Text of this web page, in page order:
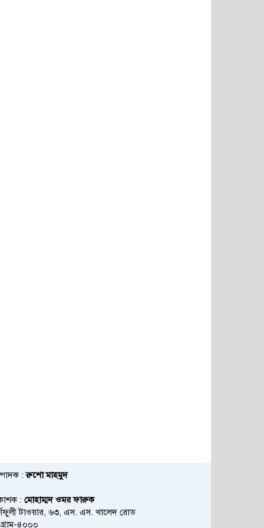
:রুশো মাহমুদ
: মোহাম্মদ ওমর ফারুক
টাওয়ার, ৬৩, এস. এস. খালেদ রোড
৪০০০